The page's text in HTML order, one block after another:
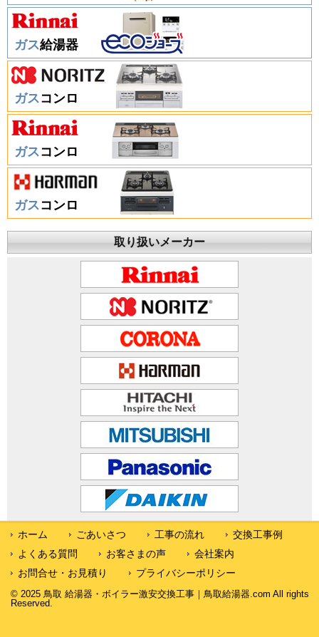
ガス給湯器
ガスコンロ
ガスコンロ
ガスコンロ
取り扱いメーカー
ホーム ごあいさつ 工事の流れ
交換工事例
よくある質問
お客さまの声
会社案内
お問合せ・お見積り
プライバシーポリシー
© 2025 鳥取 給湯器・ボイラー激安交換工事｜鳥取給湯器.com All rights
Reserved.